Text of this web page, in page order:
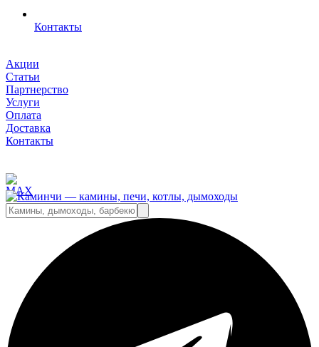
Контакты
Акции
Статьи
Партнерство
Услуги
Оплата
Доставка
Контакты